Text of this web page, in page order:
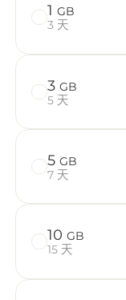
如
在
1 GB
3 天
3 GB
5 天
5 GB
7 天
10 GB
15 天